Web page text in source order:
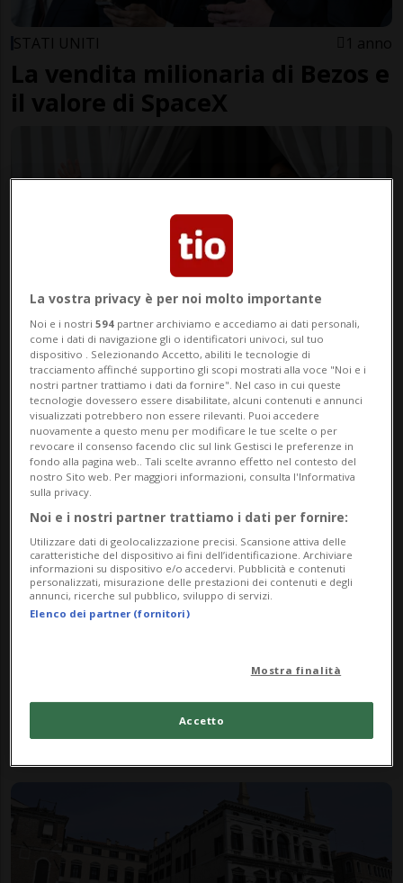
STATI UNITI 1 anno
La vendita milionaria di Bezos e
il valore di SpaceX
ITALIA
Le nozze di Bezos si chiudono
con il gran ballo in maschera
Matrimonio di Bezos, quasi 1
miliardo di introiti per Venezia
La vostra privacy è per noi molto importante
Noi e i nostri594 partner archiviamo e accediamo ai dati personali,
come i dati di navigazione gli o identificatori univoci, sul tuo
dispositivo . Selezionando Accetto, abiliti le tecnologie di
tracciamento affinché supportino gli scopi mostrati alla voce "Noi e i
nostri partner trattiamo i dati da fornire". Nel caso in cui queste
tecnologie dovessero essere disabilitate, alcuni contenuti e annunci
visualizzati potrebbero non essere rilevanti. Puoi accedere
nuovamente a questo menu per modificare le tue scelte o per
revocare il consenso facendo clic sul link Gestisci le preferenze in
fondo alla pagina web.. Tali scelte avranno effetto nel contesto del
nostro Sito web. Per maggiori informazioni, consulta l'Informativa
sulla privacy.
Noi e i nostri partner trattiamo i dati per fornire:
Utilizzare dati di geolocalizzazione precisi. Scansione attiva delle
caratteristiche del dispositivo ai fini dell’identificazione. Archiviare
informazioni su dispositivo e/o accedervi. Pubblicità e contenuti
personalizzati, misurazione delle prestazioni dei contenuti e degli
annunci, ricerche sul pubblico, sviluppo di servizi.
Elenco dei partner (fornitori)
Mostra finalità
Accetto